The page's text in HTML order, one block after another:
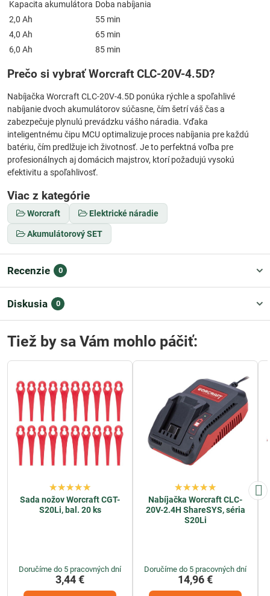
Kapacita akumulátora Doba nabíjania
2,0 Ah
55 min
4,0 Ah
65 min
6,0 Ah
85 min
Prečo si vybrať Worcraft CLC-20V-4.5D?
Nabíjačka Worcraft CLC-20V-4.5D ponúka rýchle a spoľahlivé
nabíjanie dvoch akumulátorov súčasne, čím šetrí váš čas a
zabezpečuje plynulú prevádzku vášho náradia. Vďaka
inteligentnému čipu MCU optimalizuje proces nabíjania pre každú
batériu, čím predlžuje ich životnosť. Je to perfektná voľba pre
profesionálnych aj domácich majstrov, ktorí požadujú vysokú
efektivitu a spoľahlivosť.
Viac z kategórie
Worcraft Elektrické náradie
Akumulátorový SET
Recenzie 0
Diskusia 0
Tiež by sa Vám mohlo páčiť:
Sada nožov Worcraft CGT-
S20Li, bal. 20 ks
Doručíme do 5 pracovných dní
3,44 €
Nabíjačka Worcraft CLC-
20V-2.4H ShareSYS, séria
S20Li
Doručíme do 5 pracovných dní
14,96 €